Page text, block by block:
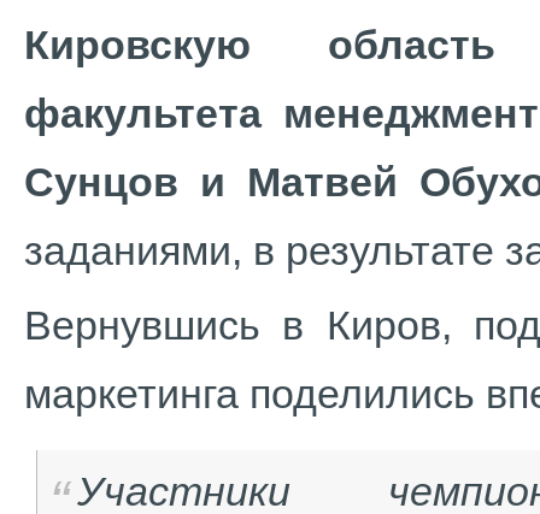
Кировскую область
факультета
Сунцов и Матвей
заданиями, в результате
Вернувшись в Киров,
маркетинга поделились
Участники